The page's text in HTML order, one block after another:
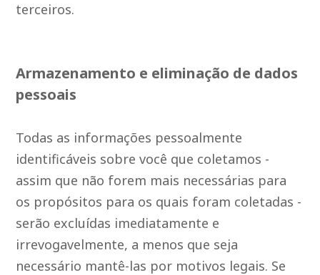
terceiros.
Armazenamento e eliminação de dados
pessoais
Todas as informações pessoalmente
identificáveis sobre você que coletamos -
assim que não forem mais necessárias para
os propósitos para os quais foram coletadas -
serão excluídas imediatamente e
irrevogavelmente, a menos que seja
necessário mantê-las por motivos legais. Se